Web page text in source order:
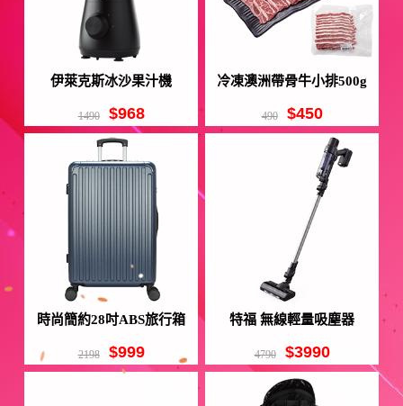
伊萊克斯冰沙果汁機
1490 $968
冷凍澳洲帶骨牛小排500g
490 $450
時尚簡約28吋ABS旅行箱
2198 $999
特福 無線輕量吸塵器
4790 $3990